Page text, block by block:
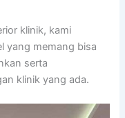
klinik, kami
yang memang bisa
serta
klinik yang ada.